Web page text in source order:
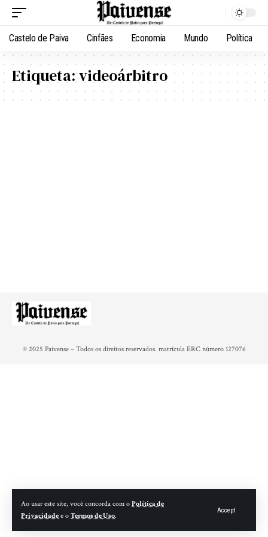
Ao usar este site, você concorda com o Política de
Privacidade e o Termos de Uso.
Accept
Castelo de Paiva Cinfães Economia Mundo Política
Etiqueta:videoárbitro
© 2025 Paivense – Todos os direitos reservados. matrícula ERC número 127076